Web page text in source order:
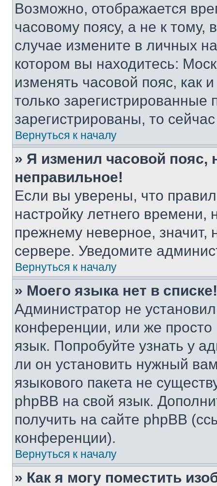
Возможно, отображается
часовому поясу, а не к тому,
случае измените в личных
котором вы находитесь:
изменять часовой пояс, как
только
зарегистрированы, то
Вернуться к началу
» Я изменил часовой пояс,
неправильное!
Если вы уверены, что
настройку летнего
прежнему неверное, значит,
сервере. Уведомите
Вернуться к началу
» Моего языка нет в списке!
Администратор не
конференции, или же
язык. Попробуйте узнать у
ли он установить нужный
языкового пакета не
phpBB на свой язык.
получить на сайте phpBB
конференции).
Вернуться к началу
» Как я могу поместить